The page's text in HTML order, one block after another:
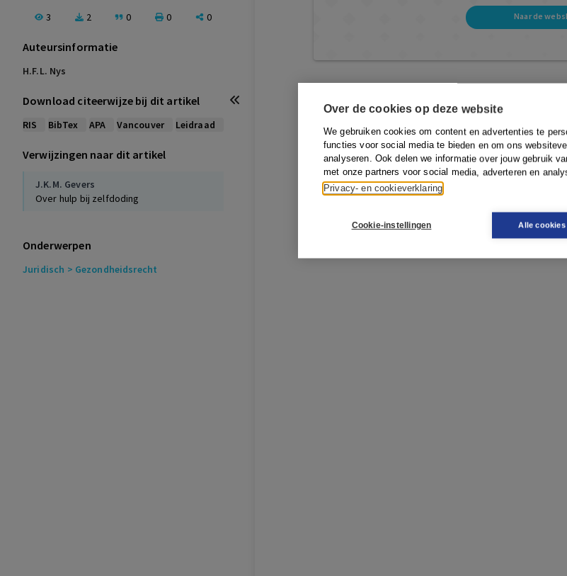
Over de cookies op deze website
We gebruiken cookies om content en advertenties te
functies voor social media te bieden en om ons
analyseren. Ook delen we informatie over jouw gebruik
met onze partners voor social media, adverteren en
Privacy- en cookieverklaring
Cookie-instellingen Alle cookies
3 2 0 0 0
Auteursinformatie
H.F.L. Nys
Download citeerwijze bij dit artikel
RIS BibTex APA Vancouver Leidraad
Verwijzingen naar dit artikel
J.K.M. Gevers
Over hulp bij zelfdoding
Onderwerpen
Juridisch > Gezondheidsrecht
Naar de